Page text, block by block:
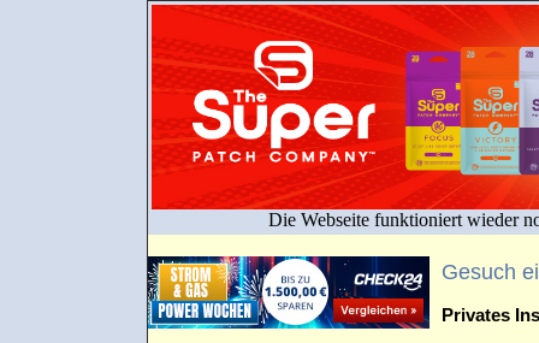
Die Webseite funktioniert wieder
Gesuch
Privates